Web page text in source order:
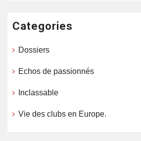
Categories
Dossiers
Echos de passionnés
Inclassable
Vie des clubs en Europe.